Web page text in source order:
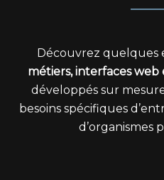
Découvrez quelques
métiers, interfaces
développés sur
besoins spécifiques
d’organismes